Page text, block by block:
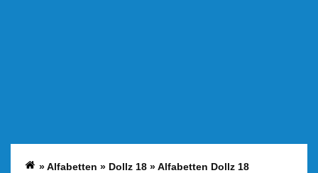
»Alfabetten » Dollz 18 »Alfabetten Dollz 18